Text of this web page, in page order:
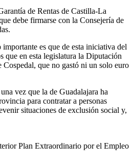
de Rentas de Castilla-La
debe firmarse con la Consejería de
es que de esta iniciativa del
que en esta legislatura la Diputación
que no gastó ni un solo euro
vez que la de Guadalajara ha
para contratar a personas
situaciones de exclusión social y,
Plan Extraordinario por el Empleo